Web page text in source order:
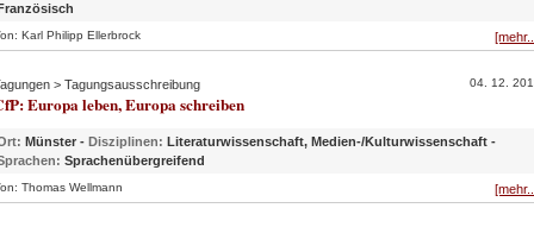
Karl Philipp Ellerbrock
> Tagungsausschreibung 04. 12.
Europa leben, Europa schreiben
Münster - Disziplinen: Literaturwissenschaft, Medien-/Kulturwissenschaft -
Sprachenübergreifend
Thomas Wellmann